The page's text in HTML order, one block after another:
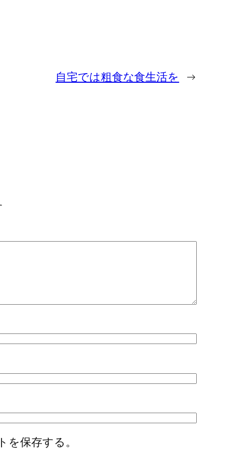
自宅では粗食な食生活を →
保存する。